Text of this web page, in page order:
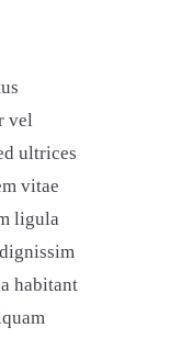
vel
ultrices
vitae
ligula
habitant